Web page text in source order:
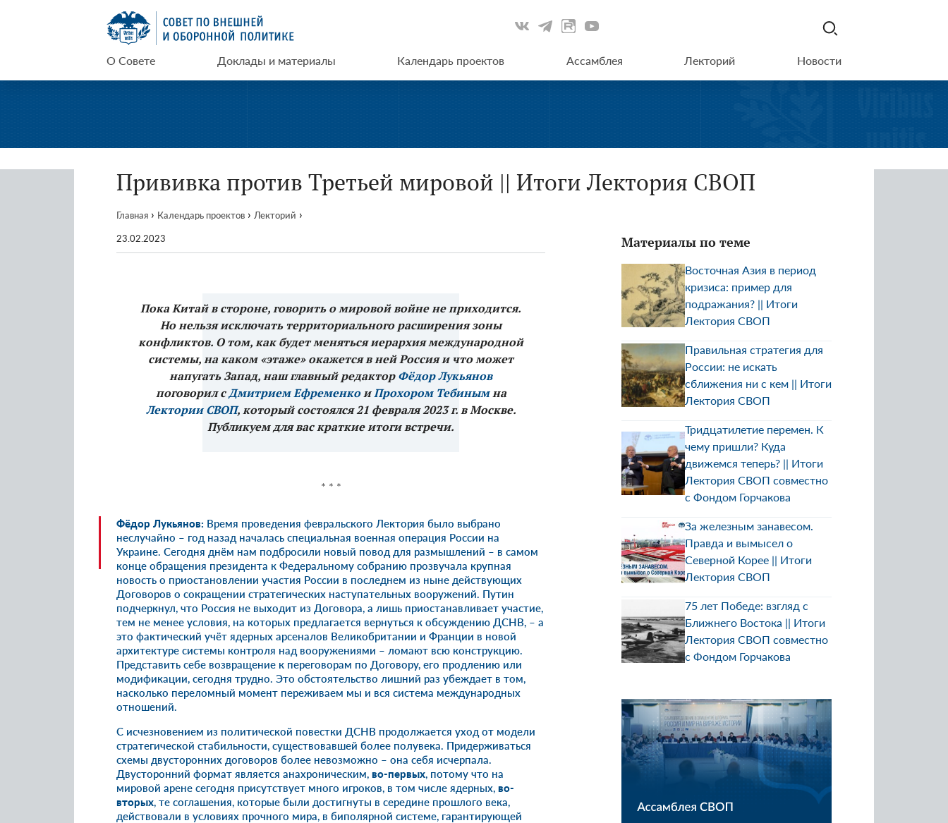
СВОП
О Совете Доклады и материалы Календарь проектов Ассамблея Лекторий Новости
Прививка против Третьей мировой || Итоги Лектория СВОП
Главная › Календарь проектов › Лекторий ›
23.02.2023
Пока Китай в стороне, говорить о мировой войне не приходится.
Но нельзя исключать территориального расширения зоны
конфликтов. О том, как будет меняться иерархия международной
системы, на каком «этаже» окажется в ней Россия и что может
напугать Запад, наш главный редакторФёдор Лукьянов
поговорил сДмитрием ЕфременкоиПрохором Тебинымна
Лектории СВОП, который состоялся 21 февраля 2023 г. в Москве.
Публикуем для вас краткие итоги встречи.
* * *
Фёдор Лукьянов: Время проведения февральского Лектория было выбрано
неслучайно – год назад началась специальная военная операция России на
Украине. Сегодня днём нам подбросили новый повод для размышлений – в самом
конце обращения президента к Федеральному собранию прозвучала крупная
новость о приостановлении участия России в последнем из ныне действующих
Договоров о сокращении стратегических наступательных вооружений. Путин
подчеркнул, что Россия не выходит из Договора, а лишь приостанавливает участие,
тем не менее условия, на которых предлагается вернуться к обсуждению ДСНВ, – а
это фактический учёт ядерных арсеналов Великобритании и Франции в новой
архитектуре системы контроля над вооружениями – ломают всю конструкцию.
Представить себе возвращение к переговорам по Договору, его продлению или
модификации, сегодня трудно. Это обстоятельство лишний раз убеждает в том,
насколько переломный момент переживаем мы и вся система международных
отношений.
С исчезновением из политической повестки ДСНВ продолжается уход от модели
стратегической стабильности, существовавшей более полувека. Придерживаться
схемы двусторонних договоров более невозможно – она себя исчерпала.
Двусторонний формат является анахроническим, во-первых, потому что на
мировой арене сегодня присутствует много игроков, в том числе ядерных, во-
вторых, те соглашения, которые были достигнуты в середине прошлого века,
действовали в условиях прочного мира, в биполярной системе, гарантирующей
Материалы по теме
Восточная Азия в период
кризиса: пример для
подражания? || Итоги
Лектория СВОП
Правильная стратегия для
России: не искать
сближения ни с кем || Итоги
Лектория СВОП
Тридцатилетие перемен. К
чему пришли? Куда
движемся теперь? || Итоги
Лектория СВОП совместно
с Фондом Горчакова
За железным занавесом.
Правда и вымысел о
Северной Корее || Итоги
Лектория СВОП
75 лет Победе: взгляд с
Ближнего Востока || Итоги
Лектория СВОП совместно
с Фондом Горчакова